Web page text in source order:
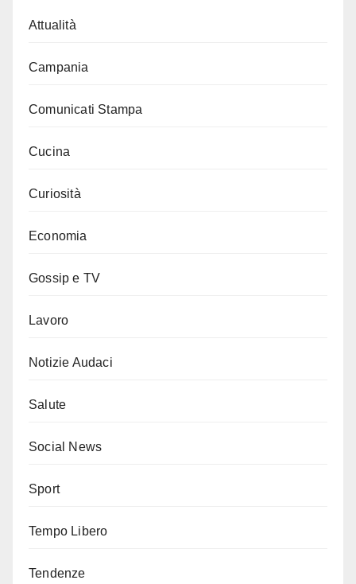
Attualità
Campania
Comunicati Stampa
Cucina
Curiosità
Economia
Gossip e TV
Lavoro
Notizie Audaci
Salute
Social News
Sport
Tempo Libero
Tendenze